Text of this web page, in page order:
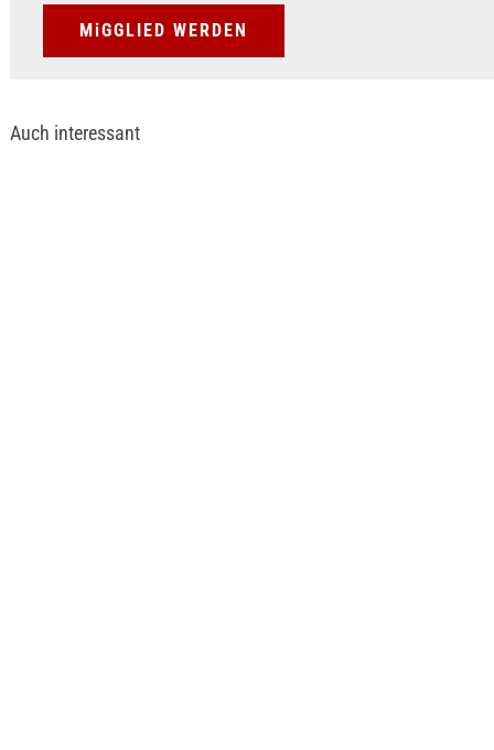
MiGGLIED WERDEN
Auch interessant